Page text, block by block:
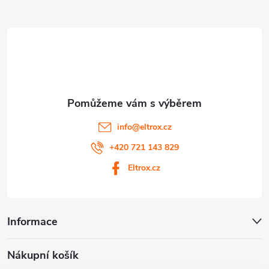
info@eltrox.cz
+420 721 143 829
Eltrox.cz
Informace
Nákupní košík